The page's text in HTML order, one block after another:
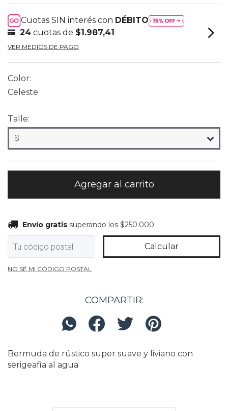
Cuotas SIN interés con DÉBITO
24 cuotas de $1.987,41
VER MEDIOS DE PAGO
Color:
Celeste
Talle:
Envío gratis superando los$250.000
Entregas para el CP: Cambiar CP
Envío gratis superando los $250.000
Calcular
NO SÉ MI CÓDIGO POSTAL
COMPARTIR:
Bermuda de rústico super suave y liviano con
serigeafia al agua